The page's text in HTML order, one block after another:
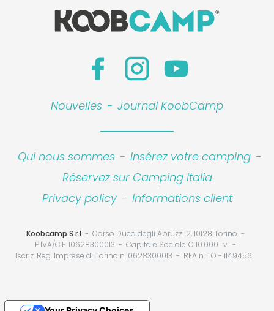
Nouvelles - Journal KoobCamp
Qui nous sommes - Insérez votre camping -
Réservez sur Camping Italia
Privacy policy - Informations client
Koobcamp S.r.l
Corso Duca degli Abruzzi 2, 10128 Torino
P.IVA/C.F. 10628300013
Capitale Sociale € 10.000 i.v.
Iscriz. Reg. Imprese di Torino n.10628300013
REA n. TO - 1149456